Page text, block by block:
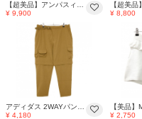
【超美品】アンパスィ パンツ 杢グレー×ネイビー ウエスト後ろゴム ロゴプリント メンズ M ゴルフウェア 2025年モデル and per se
¥ 9,900
¥ 8,800
アディダス 2WAYパンツ ブラウン系 裾着脱可 メンズ L ゴルフウェア adidas
¥ 4,180
¥ 2,750